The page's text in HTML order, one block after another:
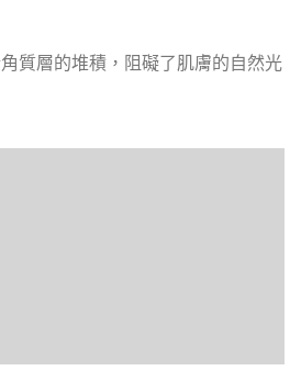
質層的堆積，阻礙了肌膚的自然光